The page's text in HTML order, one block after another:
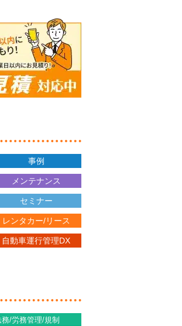
事例
メンテナンス
セミナー
レンタカー/リース
自動車運行管理DX
務/労務管理/規制